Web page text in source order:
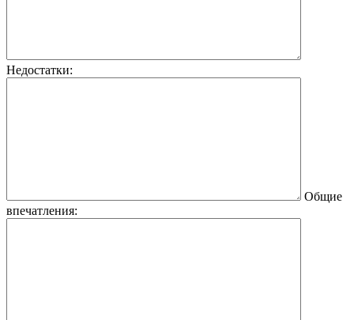
Недостатки:
Общие
впечатления: